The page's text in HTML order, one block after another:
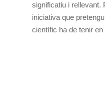
significatiu i rellevant.
iniciativa que
científic ha de tenir